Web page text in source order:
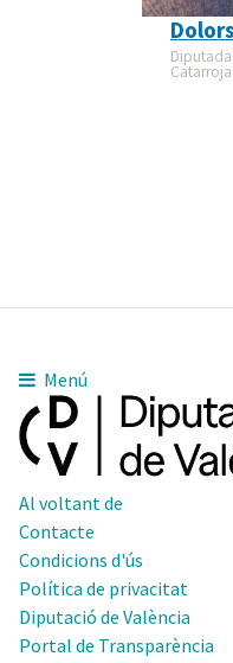
Catarroja
Menú
Al voltant de
Contacte
Condicions d'ús
Política de privacitat
Diputació de València
Portal de Transparència